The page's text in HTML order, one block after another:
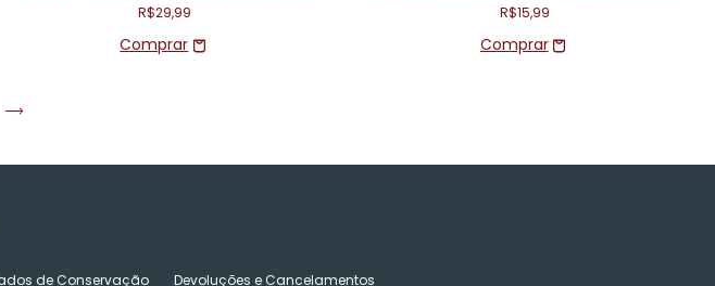
R$29,99
R$15,99
de Conservação Devoluções e Cancelamentos